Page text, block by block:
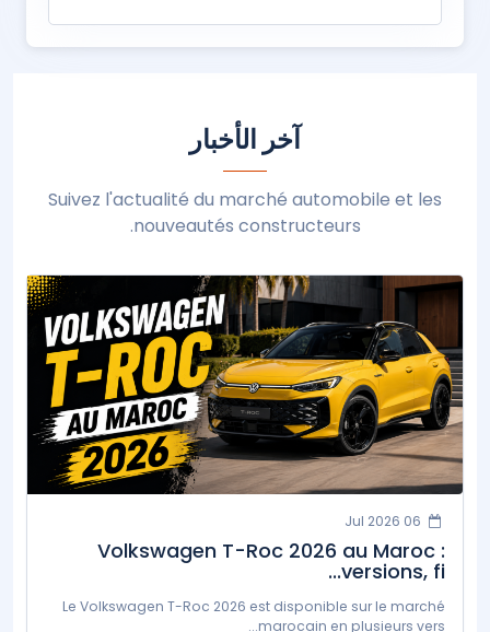
آخر الأخبار
Suivez l'actualité du marché automobile et les
nouveautés constructeurs.
Volkswagen T-Roc 2026 au Maroc :
versions, fi...
Le Volkswagen T-Roc 2026 est disponible sur le marché
marocain en plusieurs vers...